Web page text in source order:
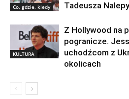
Co, gdzie, kiedy
Tadeusza
KULTURA
Z Hollywood na
pogranicze.
uchodźcom z
okolicach